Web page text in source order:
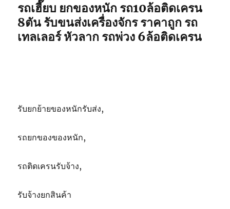
รถเฮี๊ยบ ยกของหนัก รถ10ล้อติดเครน
8ตัน รับขนส่งเครื่องจักร ราคาถูก รถ
เทลเลอร์ หัวลาก รถพ่วง 6ล้อติดเครน
รับยกย้ายของหนักรับส่ง,
รถยกของของหนัก,
รถติดเครนรับจ้าง,
รับจ้างยกสินค้า